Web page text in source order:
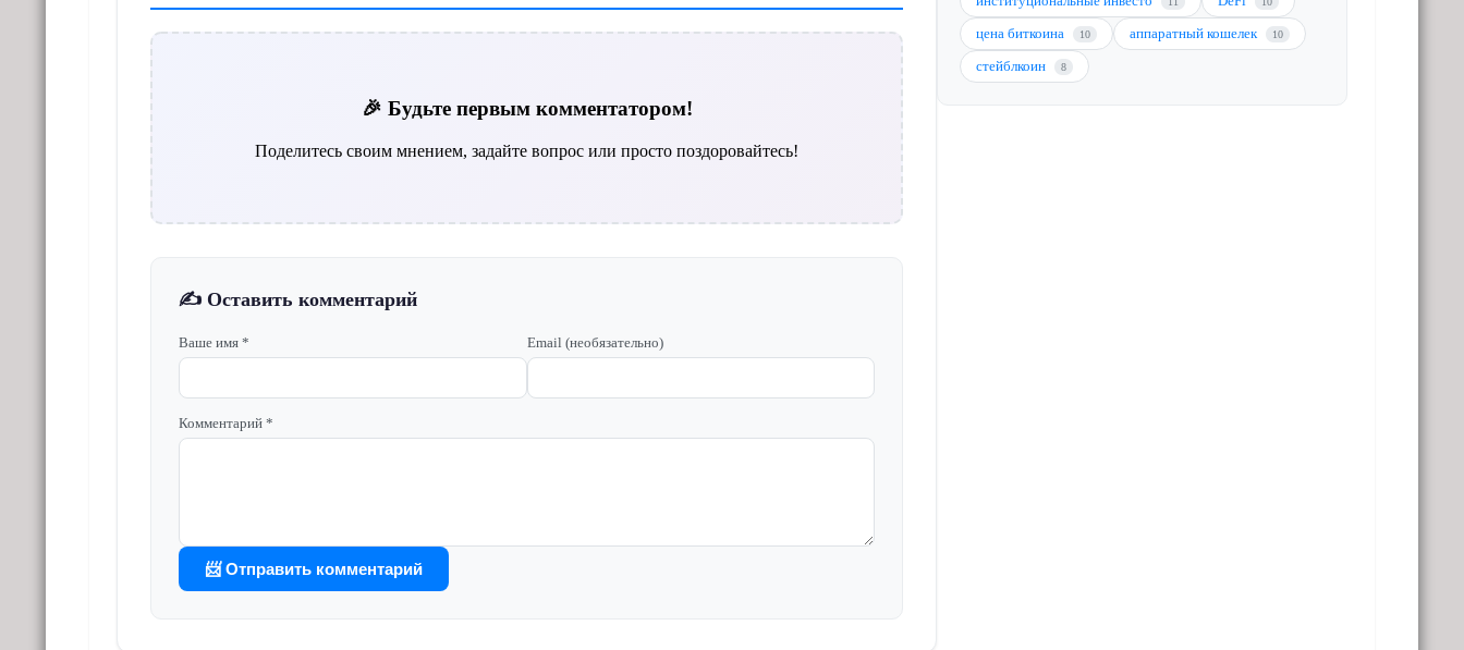
🎉 Будьте первым комментатором!
Поделитесь своим мнением, задайте вопрос или просто поздоровайтесь!
✍️ Оставить комментарий
Ваше имя * Email (необязательно)
Комментарий *
📨 Отправить комментарий
цена биткоина 10 аппаратный кошелек 10
стейблкоин 8